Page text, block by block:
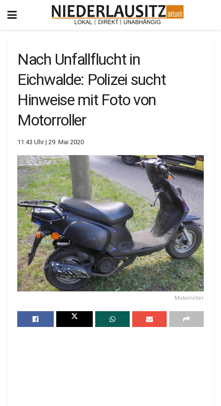
Nach Unfallflucht in
Eichwalde: Polizei sucht
Hinweise mit Foto von
Motorroller
11:43 Uhr | 29. Mai 2020
Motorroller